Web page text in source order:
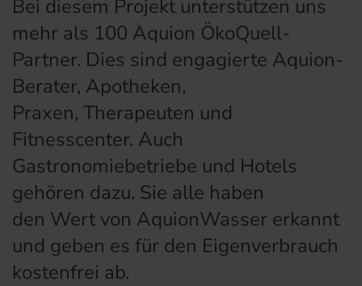
Bei diesem Projekt unterstützen uns
mehr als 100 Aquion ÖkoQuell-
Partner. Dies sind engagierte Aquion-
Berater, Apotheken,
Praxen, Therapeuten und
Fitnesscenter. Auch
Gastronomiebetriebe und Hotels
gehören dazu. Sie alle haben
den Wert von AquionWasser erkannt
und geben es für den Eigenverbrauch
kostenfrei ab.